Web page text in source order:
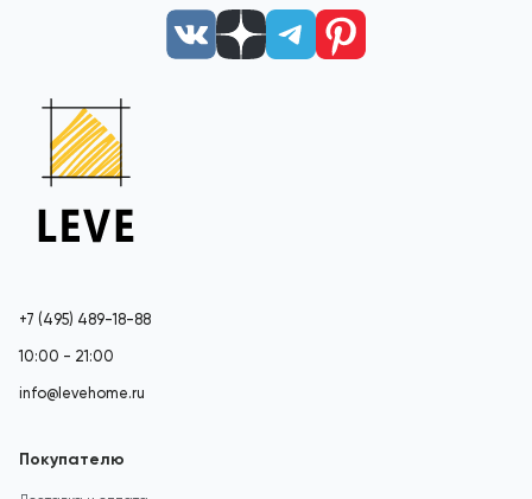
+7 (495) 489-18-88
10:00 - 21:00
info@levehome.ru
Покупателю